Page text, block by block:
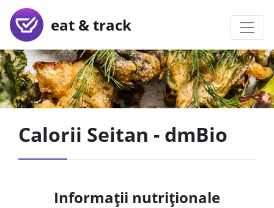
eat & track
Calorii Seitan - dmBio
Informații nutriționale